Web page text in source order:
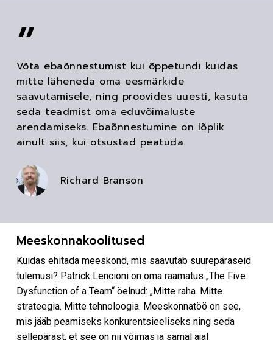
”
Võta ebaõnnestumist kui õppetundi kuidas
mitte läheneda oma eesmärkide
saavutamisele, ning proovides uuesti, kasuta
seda teadmist oma eduvõimaluste
arendamiseks. Ebaõnnestumine on lõplik
ainult siis, kui otsustad peatuda.
Richard Branson
Meeskonnakoolitused
Kuidas ehitada meeskond, mis saavutab suurepäraseid
tulemusi? Patrick Lencioni on oma raamatus „The Five
Dysfunction of a Team“ öelnud: „Mitte raha. Mitte
strateegia. Mitte tehnoloogia. Meeskonnatöö on see,
mis jääb peamiseks konkurentsieeliseks ning seda
sellepärast, et see on nii võimas ja samal ajal